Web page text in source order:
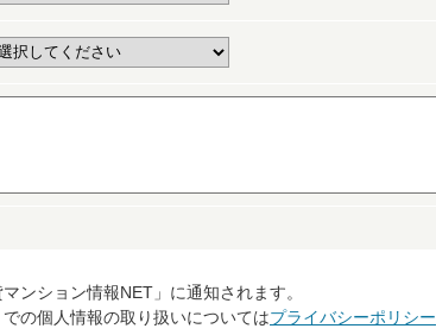
ンション情報NET」に通知されます。
の個人情報の取り扱いについてはプライバシーポリシー